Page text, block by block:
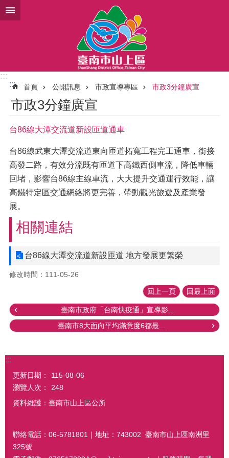
跳到主要內容區塊
:::
:::
首頁 公開訊息 市政宣導專區 市政3分鐘廣宣
市政3分鐘廣宣
台86線大潭交流道新設匝道通車
台86線武東大潭交流道東向匝道拓寬工程完工通車，銜接
高發二路，有效分流既有匝道下高鐵西側車流，降低車輛
回堵，影響台86線主線車流，大大提升交通運行效能，讓
高鐵特定區交通網絡將更完善，帶動觀光旅遊及產業發
展。
相關連結
台86線大潭交流道新設匝道 地方發展更繁榮
修改時間：111-05-26
回上一頁 回最上面
臺南市政府「台南快疫通」宣導影...
臺南市8大面向平均滿意度6都最...
:::
更新日期：
115-08-06
瀏覽人次：
248
資料維護：臺南市山上區公所
聯絡電話：06-5781801｜地址：743002 臺南市山上區南洲里
325號